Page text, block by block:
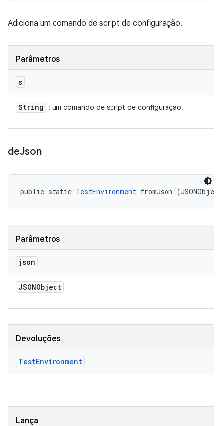
Adiciona um comando de script de configuração.
Parâmetros
s
String : um comando de script de configuração.
deJson
public static TestEnvironment fromJson
Parâmetros
json
JSONObject
Devoluções
TestEnvironment
Lança